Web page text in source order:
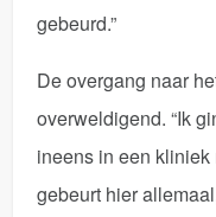
gebeurd.”
De overgang naar
overweldigend. “Ik
ineens in een
gebeurt hier